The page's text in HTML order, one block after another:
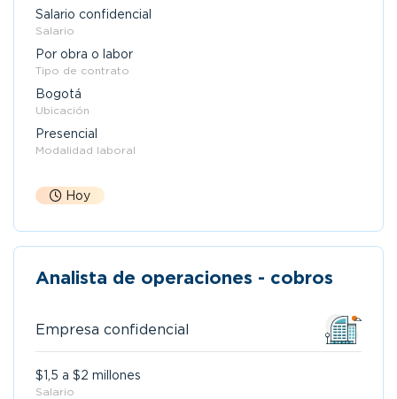
Salario confidencial
Salario
Por obra o labor
Tipo de contrato
Bogotá
Ubicación
Presencial
Modalidad laboral
Hoy
Analista de operaciones - cobros
Empresa confidencial
$1,5 a $2 millones
Salario